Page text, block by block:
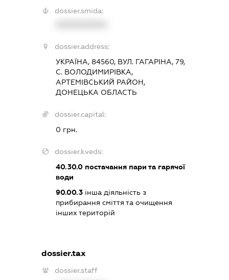
dossier.smida:
dossier.address:
УКРАЇНА, 84560, ВУЛ. ГАГАРІНА, 79,
С. ВОЛОДИМИРІВКА,
АРТЕМІВСЬКИЙ РАЙОН,
ДОНЕЦЬКА ОБЛАСТЬ
dossier.capital:
0 грн.
dossier.kveds:
40.30.0 постачання пари та гарячої
води
90.00.3 інша діяльність з
прибирання сміття та очищення
інших територій
dossier.tax
dossier.staff